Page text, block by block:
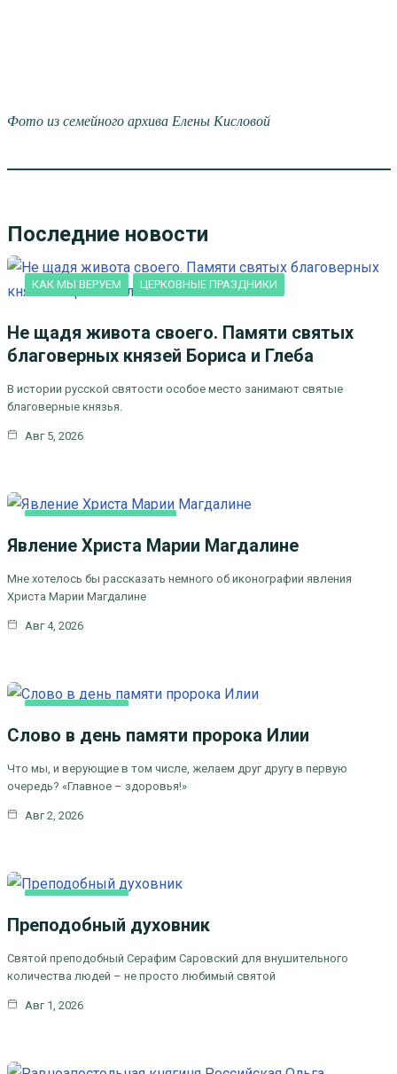
Фото из семейного архива Елены Кисловой
Последние новости
КАК МЫ ВЕРУЕМ ЦЕРКОВНЫЕ ПРАЗДНИКИ
Не щадя живота своего. Памяти святых
благоверных князей Бориса и Глеба
В истории русской святости особое место занимают святые
благоверные князья.
Авг 5, 2026
Явление Христа Марии Магдалине
Мне хотелось бы рассказать немного об иконографии явления
Христа Марии Магдалине
Авг 4, 2026
ЦЕРКОВНЫЕ ПРАЗДНИКИ
Слово в день памяти пророка Илии
Что мы, и верующие в том числе, желаем друг другу в первую
очередь? «Главное – здоровья!»
Авг 2, 2026
ЦЕРКОВНЫЕ
Преподобный духовник
Святой преподобный Серафим Саровский для внушительного
количества людей – не просто любимый святой
Авг 1, 2026